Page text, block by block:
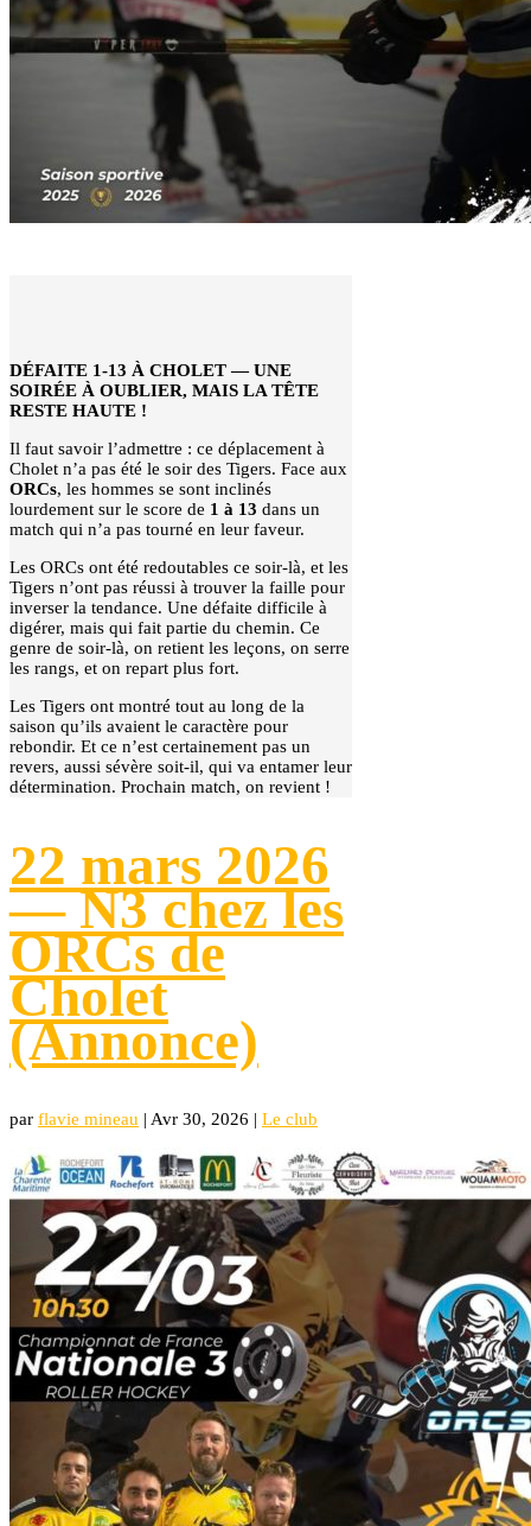
DÉFAITE 1-13 À CHOLET — UNE
SOIRÉE À OUBLIER, MAIS LA TÊTE
RESTE HAUTE !
Il faut savoir l’admettre : ce déplacement à
Cholet n’a pas été le soir des Tigers. Face aux
ORCs, les hommes se sont inclinés
lourdement sur le score de 1 à 13 dans un
match qui n’a pas tourné en leur faveur.
Les ORCs ont été redoutables ce soir-là, et les
Tigers n’ont pas réussi à trouver la faille pour
inverser la tendance. Une défaite difficile à
digérer, mais qui fait partie du chemin. Ce
genre de soir-là, on retient les leçons, on serre
les rangs, et on repart plus fort.
Les Tigers ont montré tout au long de la
saison qu’ils avaient le caractère pour
rebondir. Et ce n’est certainement pas un
revers, aussi sévère soit-il, qui va entamer leur
détermination. Prochain match, on revient !
22 mars 2026
— N3 chez les
ORCs de
Cholet
(Annonce)
par flavie mineau | Avr 30, 2026 | Le club